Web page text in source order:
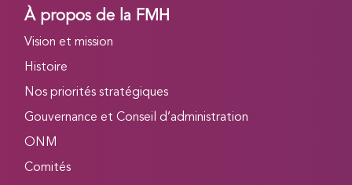
À propos de la FMH
Vision et mission
Histoire
Nos priorités stratégiques
Gouvernance et Conseil d’administration
ONM
Comités